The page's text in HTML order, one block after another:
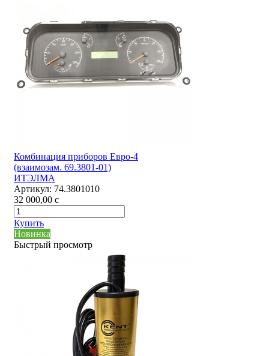
Комбинация приборов Евро-4
(взаимозам. 69.3801-01)
ИТЭЛМА
Артикул: 74.3801010
32 000,00 c
Купить
Новинка
Быстрый просмотр